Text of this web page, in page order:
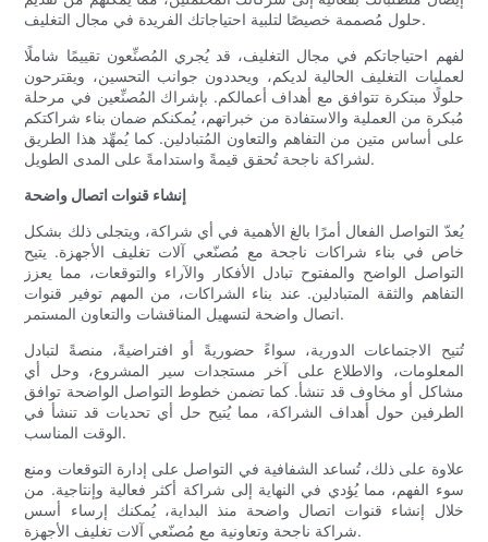
حلول مُصممة خصيصًا لتلبية احتياجاتك الفريدة في مجال التغليف.
لفهم احتياجاتكم في مجال التغليف، قد يُجري المُصنِّعون تقييمًا شاملًا
لعمليات التغليف الحالية لديكم، ويحددون جوانب التحسين، ويقترحون
حلولًا مبتكرة تتوافق مع أهداف أعمالكم. بإشراك المُصنِّعين في مرحلة
مُبكرة من العملية والاستفادة من خبراتهم، يُمكنكم ضمان بناء شراكتكم
على أساس متين من التفاهم والتعاون المُتبادلين. كما يُمهِّد هذا الطريق
لشراكة ناجحة تُحقق قيمةً واستدامةً على المدى الطويل.
إنشاء قنوات اتصال واضحة
يُعدّ التواصل الفعال أمرًا بالغ الأهمية في أي شراكة، ويتجلى ذلك بشكل
خاص في بناء شراكات ناجحة مع مُصنّعي آلات تغليف الأجهزة. يتيح
التواصل الواضح والمفتوح تبادل الأفكار والآراء والتوقعات، مما يعزز
التفاهم والثقة المتبادلين. عند بناء الشراكات، من المهم توفير قنوات
اتصال واضحة لتسهيل المناقشات والتعاون المستمر.
تُتيح الاجتماعات الدورية، سواءً حضوريةً أو افتراضيةً، منصةً لتبادل
المعلومات، والاطلاع على آخر مستجدات سير المشروع، وحل أي
مشاكل أو مخاوف قد تنشأ. كما تضمن خطوط التواصل الواضحة توافق
الطرفين حول أهداف الشراكة، مما يُتيح حل أي تحديات قد تنشأ في
الوقت المناسب.
علاوة على ذلك، تُساعد الشفافية في التواصل على إدارة التوقعات ومنع
سوء الفهم، مما يُؤدي في النهاية إلى شراكة أكثر فعالية وإنتاجية. من
خلال إنشاء قنوات اتصال واضحة منذ البداية، يُمكنك إرساء أسس
شراكة ناجحة وتعاونية مع مُصنّعي آلات تغليف الأجهزة.